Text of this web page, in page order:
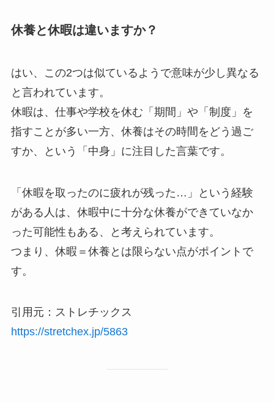
休養と休暇は違いますか？
はい、この2つは似ているようで意味が少し異なる
と言われています。
休暇は、仕事や学校を休む「期間」や「制度」を
指すことが多い一方、休養はその時間をどう過ご
すか、という「中身」に注目した言葉です。
「休暇を取ったのに疲れが残った…」という経験
がある人は、休暇中に十分な休養ができていなか
った可能性もある、と考えられています。
つまり、休暇＝休養とは限らない点がポイントで
す。
引用元：ストレチックス
https://stretchex.jp/5863